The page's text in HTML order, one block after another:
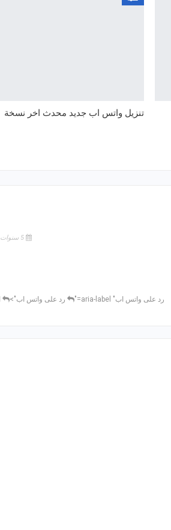
تنزيل واتس اب جديد محدث اخر نسخة
رد على واتس اب" aria-label=" رد على واتس اب">